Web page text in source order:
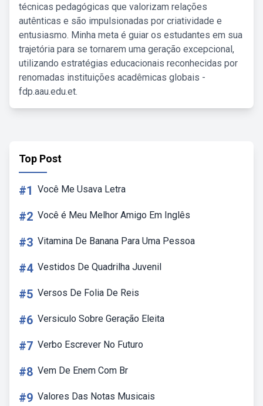
técnicas pedagógicas que valorizam relações
autênticas e são impulsionadas por criatividade e
entusiasmo. Minha meta é guiar os estudantes em sua
trajetória para se tornarem uma geração excepcional,
utilizando estratégias educacionais reconhecidas por
renomadas instituições acadêmicas globais -
fdp.aau.edu.et.
Top Post
#1 Você Me Usava Letra
#2 Você é Meu Melhor Amigo Em Inglês
#3 Vitamina De Banana Para Uma Pessoa
#4 Vestidos De Quadrilha Juvenil
#5 Versos De Folia De Reis
#6 Versiculo Sobre Geração Eleita
#7 Verbo Escrever No Futuro
#8 Vem De Enem Com Br
#9 Valores Das Notas Musicais